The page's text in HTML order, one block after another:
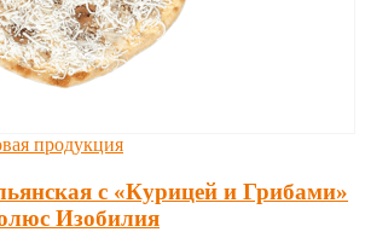
продукция
с «Курицей и Грибами»
Изобилия